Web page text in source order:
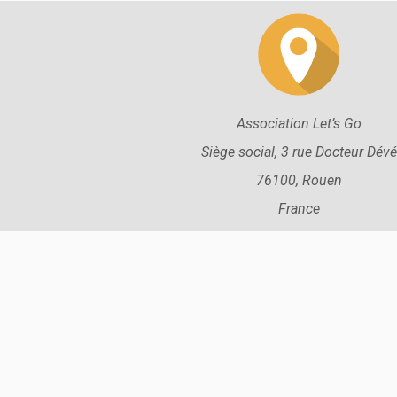
Association Let’s Go
Siège social, 3 rue Docteur Dévé
76100, Rouen
France